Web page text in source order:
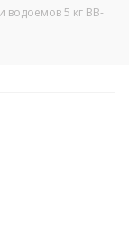
водоемов 5 кг ВВ-